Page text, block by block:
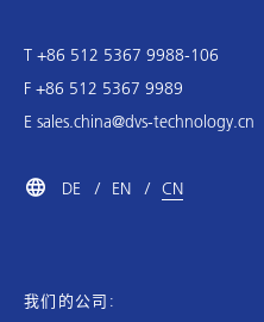
T +86 512 5367 9988-106
F +86 512 5367 9989
E sales.china@dvs-technology.cn
DE EN CN
我们的公司: